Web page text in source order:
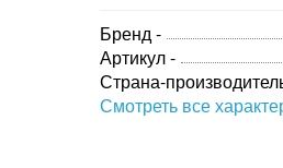
Бренд -
Артикул -
Страна-
Смотреть все